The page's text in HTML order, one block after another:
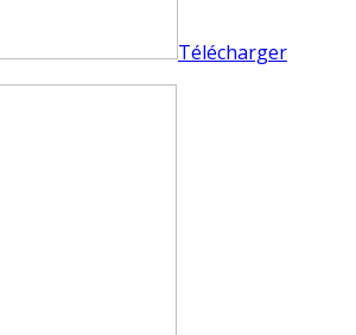
Télécharger